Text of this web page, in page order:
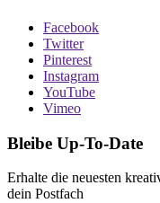
Facebook
Twitter
Pinterest
Instagram
YouTube
Vimeo
Bleibe Up-To-Date
Erhalte die neuesten
dein Postfach